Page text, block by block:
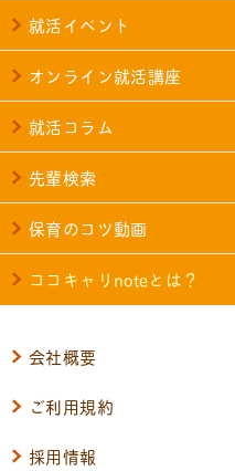
就活イベント
オンライン就活講座
就活コラム
先輩検索
保育のコツ動画
ココキャリnoteとは？
会社概要
ご利用規約
採用情報